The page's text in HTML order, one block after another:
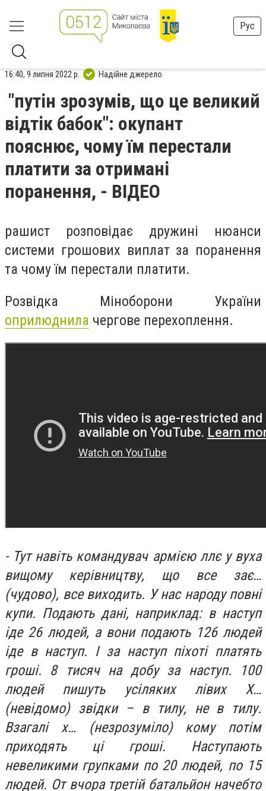
Рус
16:40, 9 липня 2022 р. Надійне джерело
"путін зрозумів, що це великий
відтік бабок": окупант
пояснює, чому їм перестали
платити за отримані
поранення, - ВІДЕО
рашист розповідає дружині нюанси
системи грошових виплат за поранення
та чому їм перестали платити.
Розвідка Міноборони України
оприлюднила чергове перехоплення.
- Тут навіть командувач армією ллє у вуха
вищому керівництву, що все зає…
(чудово), все виходить. У нас народу повні
купи. Подають дані, наприклад: в наступ
іде 26 людей, а вони подають 126 людей
іде в наступ. І за наступ піхоті платять
гроші. 8 тисяч на добу за наступ. 100
людей пишуть усіляких лівих Х…
(невідомо) звідки – в тилу, не в тилу.
Взагалі х… (незрозуміло) кому потім
приходять ці гроші. Наступають
невеликими групками по 20 людей, по 15
людей. От вчора третій батальйон начебто